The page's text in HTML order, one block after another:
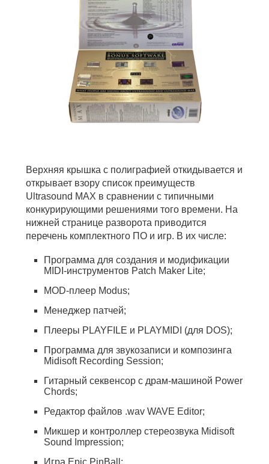
Верхняя крышка с полиграфией откидывается и
открывает взору список преимуществ
Ultrasound MAX в сравнении с типичными
конкурирующими решениями того времени. На
нижней странице разворота приводится
перечень комплектного ПО и игр. В их числе:
Программа для создания и модификации
MIDI-инструментов Patch Maker Lite;
MOD-плеер Modus;
Менеджер патчей;
Плееры PLAYFILE и PLAYMIDI (для DOS);
Программа для звукозаписи и композинга
Midisoft Recording Session;
Гитарный секвенсор с драм-машиной Power
Chords;
Редактор файлов .wav WAVE Editor;
Микшер и контроллер стереозвука Midisoft
Sound Impression;
Игра Epic PinBall;